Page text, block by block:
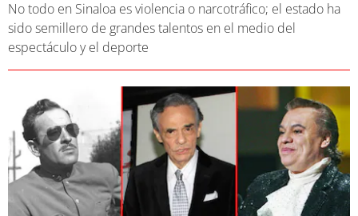
No todo en Sinaloa es violencia o narcotráfico; el estado ha
sido semillero de grandes talentos en el medio del
espectáculo y el deporte